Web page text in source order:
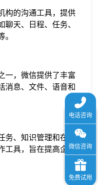
构的沟通工具，提供
聊天、日程、任务、
。
一，微信提供了丰富
消息、文件、语音和
务、知识管理和在线
工具，旨在提高企业